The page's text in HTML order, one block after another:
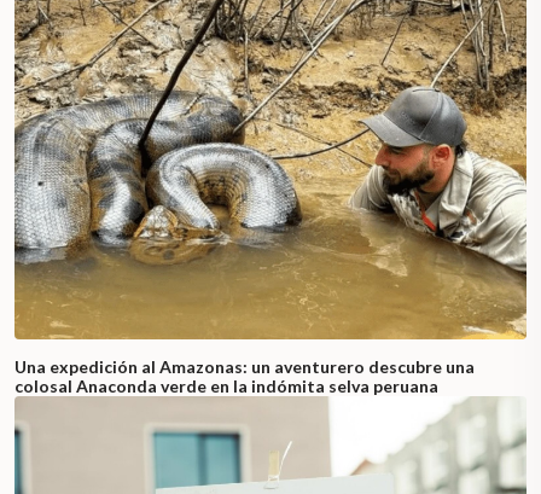
Una expedición al Amazonas: un aventurero descubre una
colosal Anaconda verde en la indómita selva peruana